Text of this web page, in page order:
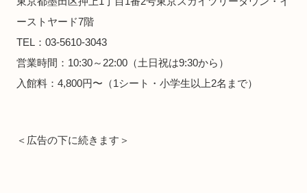
ーストヤード7階
TEL：03-5610-3043
営業時間：10:30～22:00（土日祝は9:30から）
入館料：4,800円〜（1シート・小学生以上2名まで）
＜広告の下に続きます＞